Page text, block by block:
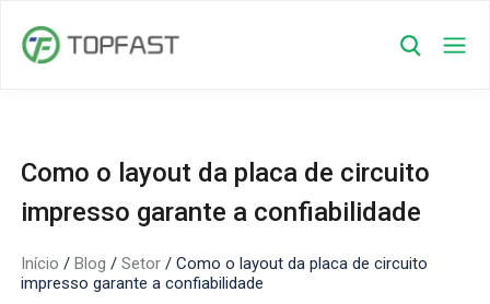
Como o layout da placa de circuito
impresso garante a confiabilidade
Início /Blog /Setor /Como o layout da placa de circuito
impresso garante a confiabilidade